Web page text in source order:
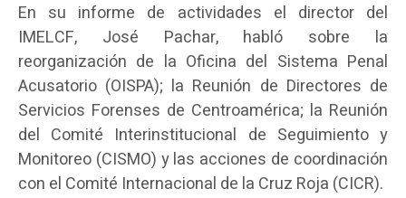
En su informe de actividades el director del
IMELCF, José Pachar, habló sobre la
reorganización de la Oficina del Sistema Penal
Acusatorio (OISPA); la Reunión de Directores de
Servicios Forenses de Centroamérica; la Reunión
del Comité Interinstitucional de Seguimiento y
Monitoreo (CISMO) y las acciones de coordinación
con el Comité Internacional de la Cruz Roja (CICR).